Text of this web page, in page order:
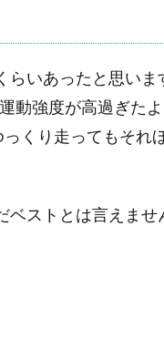
らいあったと思い
動強度が高過ぎた
くり走ってもそれ
ベストとは言えま